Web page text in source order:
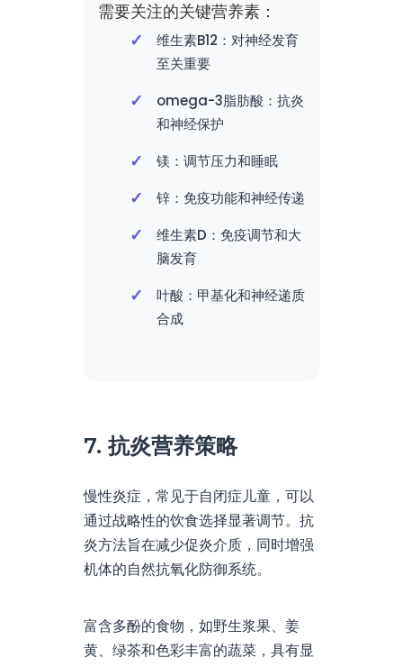
需要关注的关键营养素：
维生素B12：对神经发育
至关重要
omega-3脂肪酸：抗炎
和神经保护
镁：调节压力和睡眠
锌：免疫功能和神经传递
维生素D：免疫调节和大
脑发育
叶酸：甲基化和神经递质
合成
7. 抗炎营养策略
慢性炎症，常见于自闭症儿童，可以
通过战略性的饮食选择显著调节。抗
炎方法旨在减少促炎介质，同时增强
机体的自然抗氧化防御系统。
富含多酚的食物，如野生浆果、姜
黄、绿茶和色彩丰富的蔬菜，具有显